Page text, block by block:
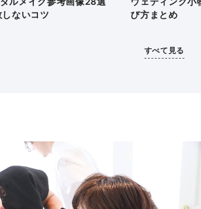
しないコツ
び方まとめ
すべて見る